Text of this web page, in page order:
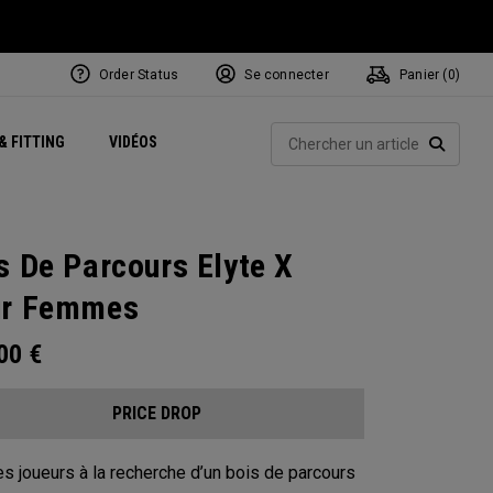
FITTING VIDÉOSExclusive Mavrik Complete Sets
Exclusivités - Balles de Golf
Juillet NEW Headwear
Women's Golf Balls
Exclusivités - Accessoires
Régionaux
Order Status Se connecter Panier ( 0)
De Parcours Elyte X
Femmes
€
PRICE DROP
joueurs à la recherche d’un bois de parcours